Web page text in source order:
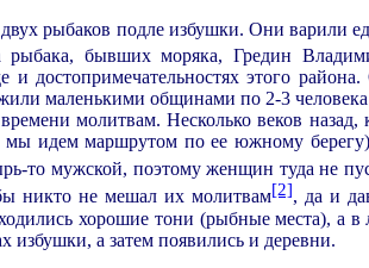
рыбаков подле избушки. Они варили
рыбака, бывших моряка, Гредин
достопримечательностях этого
маленькими общинами по 2-3
молитвам. Несколько веков назад,
идем маршрутом по ее южному
то мужской, поэтому женщин туда не
никто не мешал их молитвам[2], да и
хорошие тони (рыбные места), а в
избушки, а затем появились и деревни.